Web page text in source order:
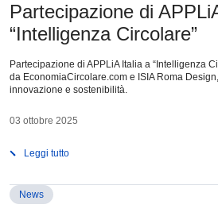
Partecipazione di
“Intelligenza Circolare”
Partecipazione di APPLiA Italia a “Intelligenza
da EconomiaCircolare.com e ISIA Roma
innovazione e sostenibilità.
03 ottobre 2025
Leggi tutto
News